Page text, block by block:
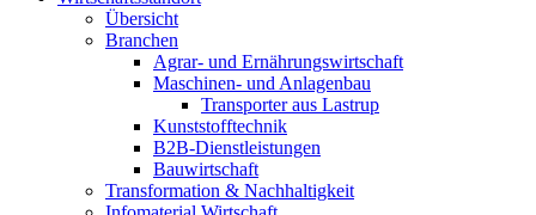
Übersicht
Branchen
Agrar- und Ernährungswirtschaft
Maschinen- und Anlagenbau
Transporter aus Lastrup
Kunststofftechnik
B2B-Dienstleistungen
Bauwirtschaft
Transformation & Nachhaltigkeit